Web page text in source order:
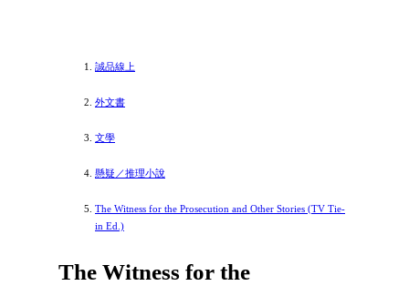
誠品線上
外文書
文學
懸疑／推理小說
The Witness for the Prosecution and Other Stories (TV Tie-
in Ed.)
The Witness for the